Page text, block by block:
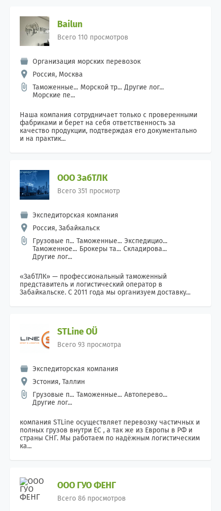
Bailun
Всего 110 просмотров
Организация морских перевозок
Россия, Москва
Таможенные... Морской тр... Другие лог...
Морские пе...
Наша компания сотрудничает только с проверенными
фабриками и берет на себя ответственность за
качество продукции, подтверждая его документально
и на практик...
ООО ЗабТЛК
Всего 351 просмотр
Экспедиторская компания
Россия, Забайкальск
Грузовые п... Таможенные... Экспедицио...
Таможенное... Брокеры та... Складирова...
Другие лог...
«ЗабТЛК» — профессиональный таможенный
представитель и логистический оператор в
Забайкальске. С 2011 года мы организуем доставку...
STLine OÜ
Всего 93 просмотра
Экспедиторская компания
Эстония, Таллин
Грузовые п... Таможенные... Автоперево...
Другие лог...
компания STLine осуществляет перевозку частичных и
полных грузов внутри ЕС , а так же из Европы в РФ и
страны СНГ. Мы работаем по надёжным логистическим
ка...
ООО ГУО ФЕНГ
Всего 86 просмотров